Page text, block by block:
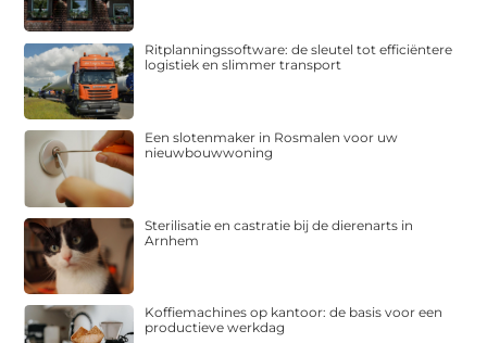
Ritplanningssoftware: de sleutel tot efficiëntere
logistiek en slimmer transport
Een slotenmaker in Rosmalen voor uw
nieuwbouwwoning
Sterilisatie en castratie bij de dierenarts in
Arnhem
Koffiemachines op kantoor: de basis voor een
productieve werkdag